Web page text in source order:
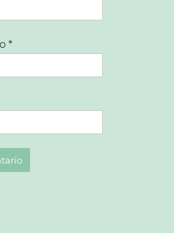
*